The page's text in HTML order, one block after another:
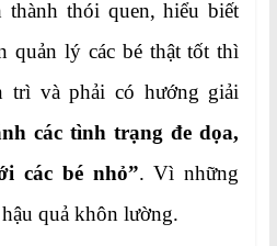
thành thói quen, hiểu biết
quản lý các bé thật tốt thì
trì và phải có hướng giải
các tình trạng đe dọa,
các bé nhỏ”. Vì những
quả khôn lường.